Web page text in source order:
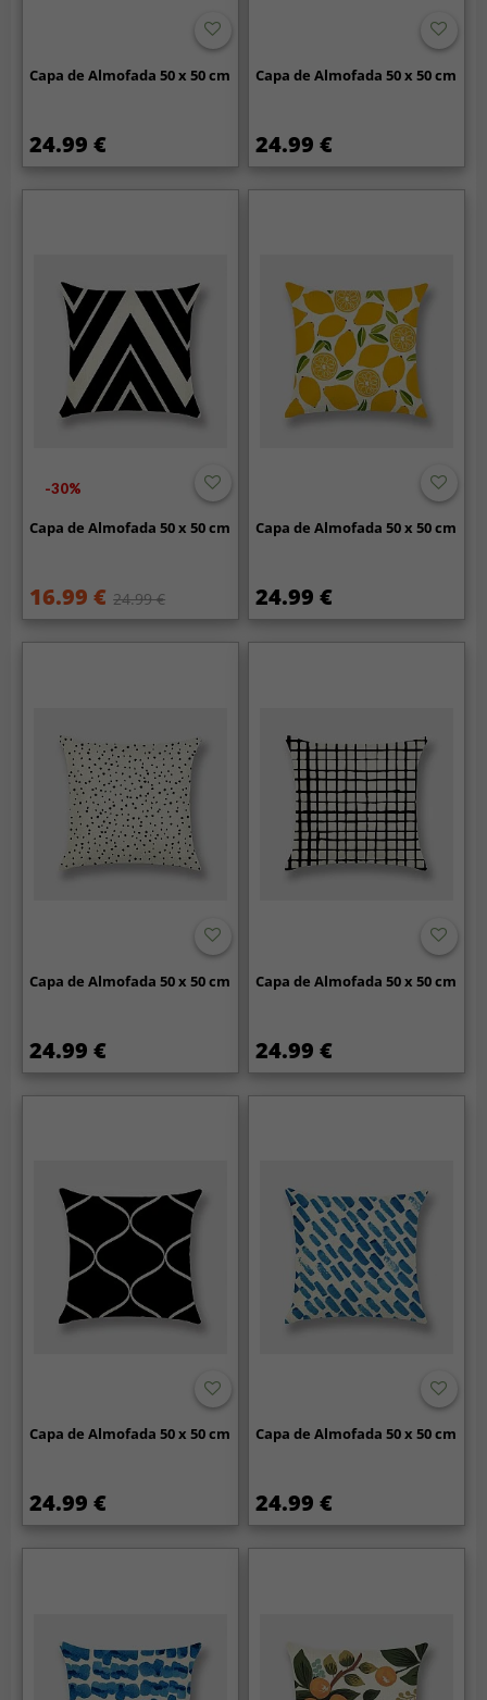
Capa de Almofada 50 x 50 cm
24.99 €
Capa de Almofada 50 x 50 cm
24.99 €
-30%
Capa de Almofada 50 x 50 cm
16.99 € 24.99 €
Capa de Almofada 50 x 50 cm
24.99 €
Capa de Almofada 50 x 50 cm
24.99 €
Capa de Almofada 50 x 50 cm
24.99 €
Capa de Almofada 50 x 50 cm
24.99 €
Capa de Almofada 50 x 50 cm
24.99 €